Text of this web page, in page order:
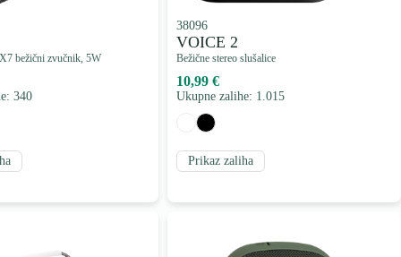
bežični zvučnik, 5W
340
38096
VOICE 2
Bežične stereo slušalice
10,99 €
Ukupne zalihe: 1.015
Prikaz zaliha